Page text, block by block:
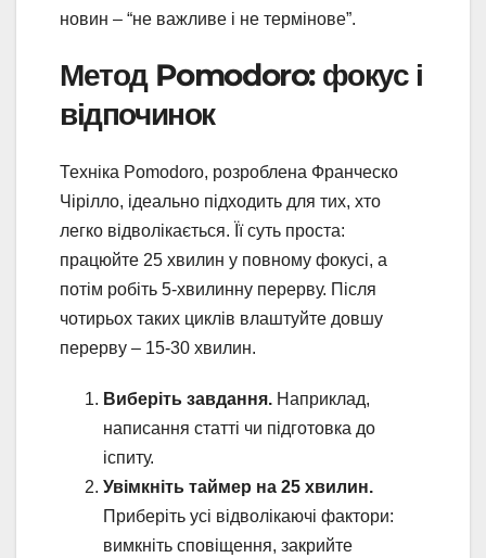
новин – “не важливе і не термінове”.
Метод Pomodoro: фокус і
відпочинок
Техніка Pomodoro, розроблена Франческо
Чірілло, ідеально підходить для тих, хто
легко відволікається. Її суть проста:
працюйте 25 хвилин у повному фокусі, а
потім робіть 5-хвилинну перерву. Після
чотирьох таких циклів влаштуйте довшу
перерву – 15-30 хвилин.
Виберіть завдання. Наприклад,
написання статті чи підготовка до
іспиту.
Увімкніть таймер на 25 хвилин.
Приберіть усі відволікаючі фактори:
вимкніть сповіщення, закрийте